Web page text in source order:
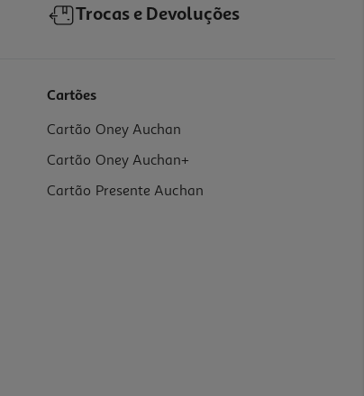
Trocas e Devoluções
Cartões
Cartão Oney Auchan
Cartão Oney Auchan+
Cartão Presente Auchan